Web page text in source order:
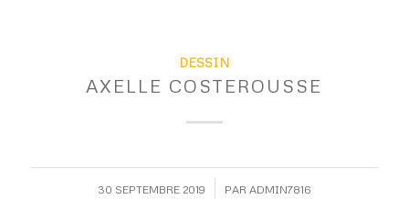
DESSIN
AXELLE COSTEROUSSE
30 SEPTEMBRE 2019
/ PARADMIN7816